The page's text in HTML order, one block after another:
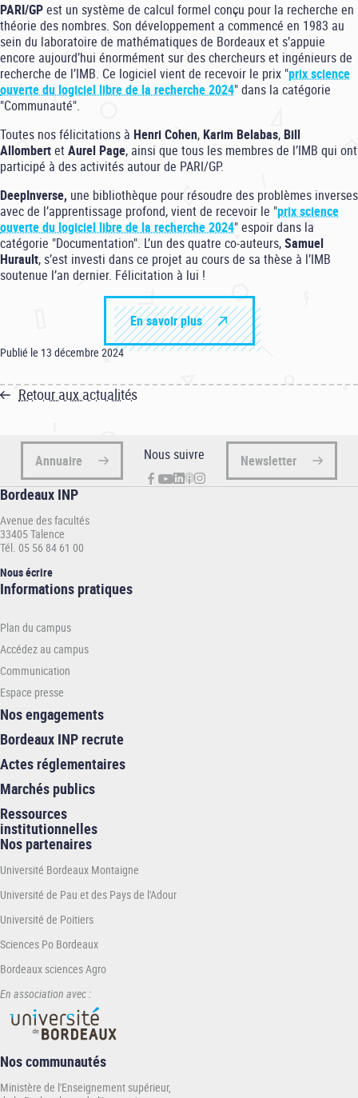
PARI/GPest un système de calcul formel conçu pour la recherche en
théorie des nombres. Son développement a commencé en 1983 au
sein du laboratoire de mathématiques de Bordeaux et s’appuie
encore aujourd’hui énormément sur des chercheurs et ingénieurs de
recherche de l’IMB. Ce logiciel vient de recevoir le prix "prix science
ouverte du logiciel libre de la recherche 2024" dans la catégorie
"Communauté".
Toutes nos félicitations à Henri Cohen, Karim Belabas, Bill
AllombertetAurel Page, ainsi que tous les membres de l’IMB qui ont
participé à des activités autour de PARI/GP.
DeepInverse, une bibliothèque pour résoudre des problèmes inverses
avec de l’apprentissage profond, vient de recevoir le "prix science
ouverte du logiciel libre de la recherche 2024" espoir dans la
catégorie "Documentation". L’un des quatre co-auteurs,Samuel
Hurault, s’est investi dans ce projet au cours de sa thèse à l’IMB
soutenue l’an dernier. Félicitation à lui !
En savoir plus
Publié le 13 décembre 2024
Retour aux actualités
Annuaire Nous suivre Newsletter
Bordeaux INP
Avenue des facultés
33405 Talence
Tél. 05 56 84 61 00
Nous écrire
Informations
INP
Informations pratiques
Plan du campus
Accédez au campus
Communication
Espace presse
Nos engagements
Bordeaux INP recrute
Actes réglementaires
Marchés publics
Ressources
institutionnelles
Nos partenaires
Université Bordeaux Montaigne
Université de Pau et des Pays de l'Adour
Université de Poitiers
Sciences Po Bordeaux
Bordeaux sciences Agro
En association avec :
Nos communautés
Ministère de l'Enseignement supérieur,